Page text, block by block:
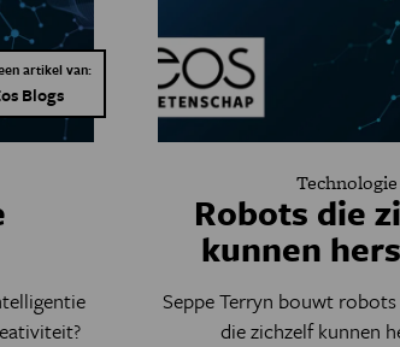
artikel van:
Blogs
Technologie
Robots die
kunnen
Seppe Terryn bouwt
die zichzelf kunnen